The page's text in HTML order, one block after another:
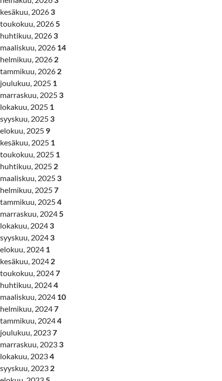
kesäkuu, 2026 3
toukokuu, 20265
huhtikuu, 2026 3
maaliskuu, 2026 14
helmikuu, 2026 2
tammikuu, 2026 2
joulukuu, 2025 1
marraskuu, 2025 3
lokakuu, 2025 1
syyskuu, 2025 3
elokuu, 2025 9
kesäkuu, 2025 1
toukokuu, 2025 1
huhtikuu, 2025 2
maaliskuu, 2025 3
helmikuu, 20257
tammikuu, 20254
marraskuu, 20245
lokakuu, 2024 3
syyskuu, 2024 3
elokuu, 2024 1
kesäkuu, 2024 2
toukokuu, 20247
huhtikuu, 20244
maaliskuu, 2024 10
helmikuu, 20247
tammikuu, 20244
joulukuu, 20237
marraskuu, 2023 3
lokakuu, 20234
syyskuu, 2023 2